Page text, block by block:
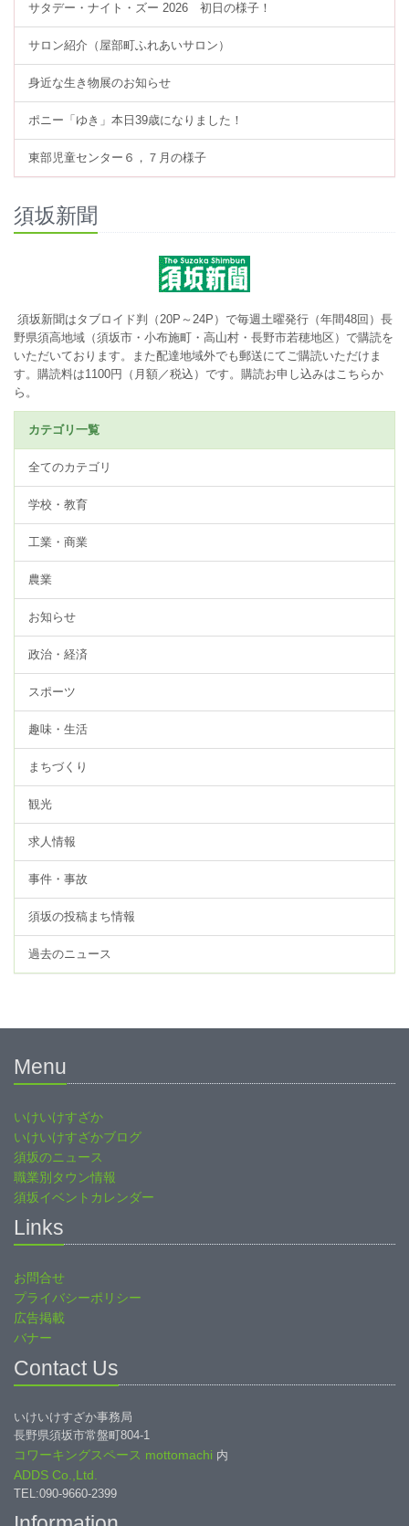
サタデー・ナイト・ズー 2026 初日の様子！
サロン紹介（屋部町ふれあいサロン）
身近な生き物展のお知らせ
ポニー「ゆき」本日39歳になりました！
東部児童センター６，７月の様子
須坂新聞
須坂新聞はタブロイド判（20P～24P）で毎週土曜発行（年間48回）長
野県須高地域（須坂市・小布施町・高山村・長野市若穂地区）で購読を
いただいております。また配達地域外でも郵送にてご購読いただけま
す。購読料は1100円（月額／税込）です。 購読お申し込みはこちらか
ら。
カテゴリ一覧
全てのカテゴリ
学校・教育
工業・商業
農業
お知らせ
政治・経済
スポーツ
趣味・生活
まちづくり
観光
求人情報
事件・事故
須坂の投稿まち情報
過去のニュース
Menu
いけいけすざか
いけいけすざかブログ
須坂のニュース
職業別タウン情報
須坂イベントカレンダー
Links
お問合せ
プライバシーポリシー
広告掲載
バナー
Contact Us
いけいけすざか事務局
長野県須坂市常盤町804-1
コワーキングスペース mottomachi 内
ADDS Co.,Ltd.
TEL:090-9660-2399